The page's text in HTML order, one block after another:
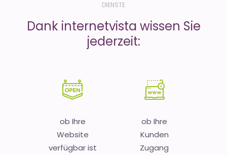
DIENSTE
Dank internetvista wissen Sie
jederzeit:
ob Ihre
Website
verfügbar ist
ob Ihre
Kunden
Zugang